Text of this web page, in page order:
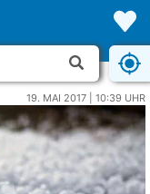
19. MAI 2017 | 10:39 UHR